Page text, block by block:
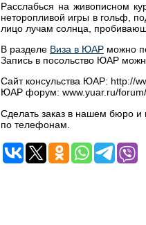
Расслабься на живописном
неторопливой игры в гольф,
лицо лучам солнца,
В разделе Виза в ЮАР можно
Запись в посольство ЮАР
Сайт консульства ЮАР: http://
ЮАР форум: www.yuar.ru/forum/
Сделать заказ в нашем бюро и
по телефонам.